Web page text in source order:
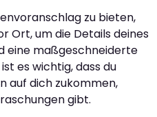
zu bieten,
Ort, um die Details deines
eine maßgeschneiderte
es wichtig, dass du
auf dich zukommen,
gibt.